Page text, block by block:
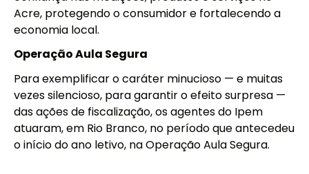
Acre, protegendo o consumidor e fortalecendo a
economia local.
Operação Aula Segura
Para exemplificar o caráter minucioso — e muitas
vezes silencioso, para garantir o efeito surpresa —
das ações de fiscalização, os agentes do Ipem
atuaram, em Rio Branco, no período que antecedeu
o início do ano letivo, na Operação Aula Segura.